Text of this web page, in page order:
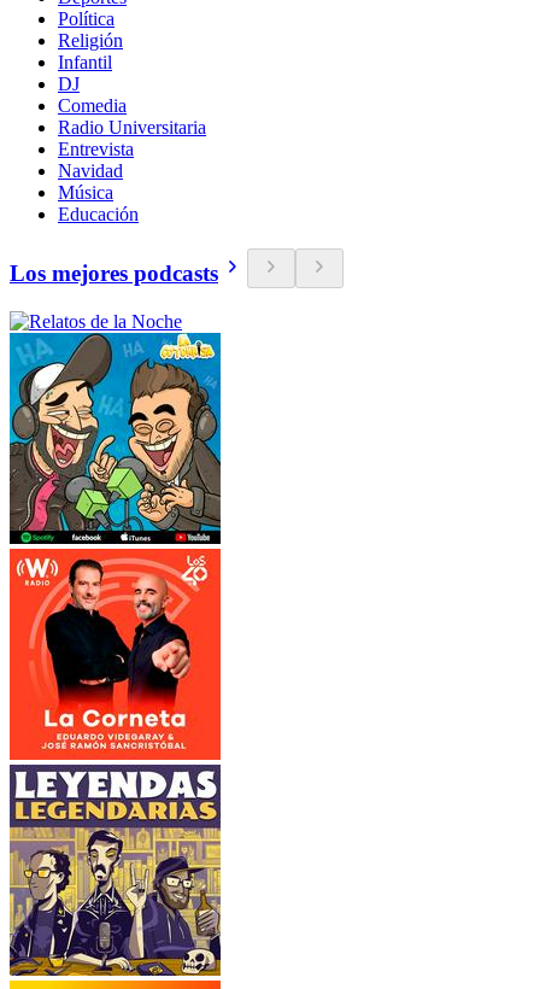
Política
Religión
Infantil
DJ
Comedia
Radio Universitaria
Entrevista
Navidad
Música
Educación
Los mejores podcasts